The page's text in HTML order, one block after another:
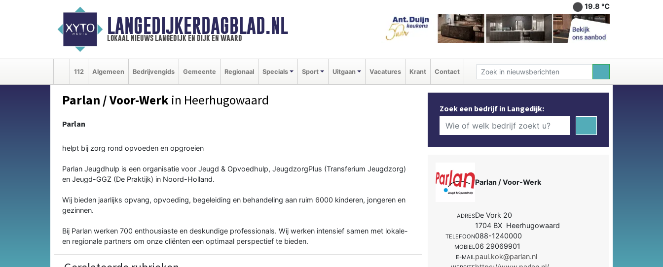
LANGEDIJKERDAGBLAD.NL
lokaal nieuws langedijk en dijk en waard
19.8 ℃
112 Algemeen Bedrijvengids Gemeente Regionaal Specials Sport Uitgaan Vacatures Krant Contact
Parlan / Voor-Werk in Heerhugowaard
Parlan
helpt bij zorg rond opvoeden en opgroeien
Parlan Jeugdhulp is een organisatie voor Jeugd & Opvoedhulp, JeugdzorgPlus (Transferium Jeugdzorg)
en Jeugd-GGZ (De Praktijk) in Noord-Holland.
Wij bieden jaarlijks opvang, opvoeding, begeleiding en behandeling aan ruim 6000 kinderen, jongeren en
gezinnen.
Bij Parlan werken 700 enthousiaste en deskundige professionals. Wij werken intensief samen met lokale-
en regionale partners om onze cliënten een optimaal perspectief te bieden.
Zoek een bedrijf in Langedijk:
Parlan / Voor-Werk
ADRESDe Vork 20
1704 BX Heerhugowaard
TELEFOON088-1240000
MOBIEL06 29069901
E-MAILpaul.kok@parlan.nl